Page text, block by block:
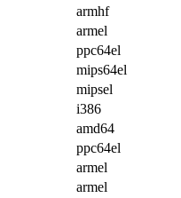
armhf
armel
ppc64el
mips64el
mipsel
i386
amd64
ppc64el
armel
armel